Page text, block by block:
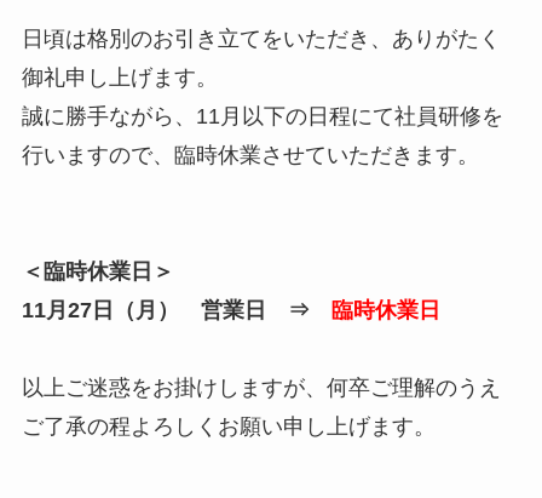
日頃は格別のお引き立てをいただき、ありがたく
御礼申し上げます。
誠に勝手ながら、11月以下の日程にて社員研修を
行いますので、臨時休業させていただきます。
＜臨時休業日＞
11月27日（月） 営業日 ⇒
臨時休業日
以上ご迷惑をお掛けしますが、何卒ご理解のうえ
ご了承の程よろしくお願い申し上げます。